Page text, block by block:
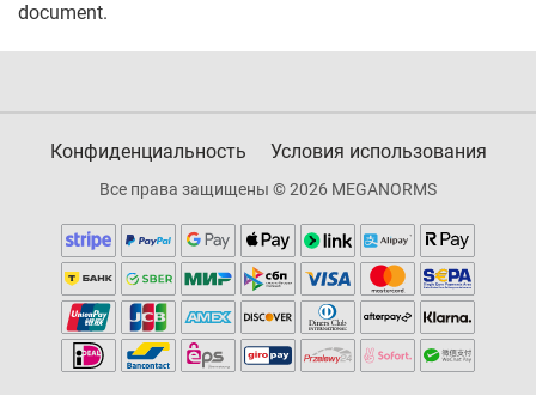
document.
Конфиденциальность Условия использования
Все права защищены © 2026 MEGANORMS